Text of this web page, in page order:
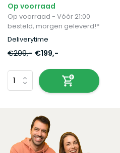
Op voorraad
Op voorraad - Vóór 21:00
besteld, morgen geleverd!*
Deliverytime
€209,- €199,-